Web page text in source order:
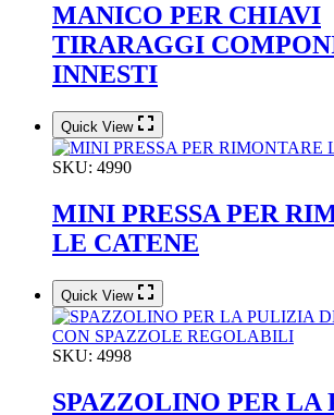
MANICO PER CHIAVI
TIRARAGGI
INNESTI
Quick View
SKU: 4990
MINI PRESSA PER
LE CATENE
Quick View
SKU: 4998
SPAZZOLINO PER LA